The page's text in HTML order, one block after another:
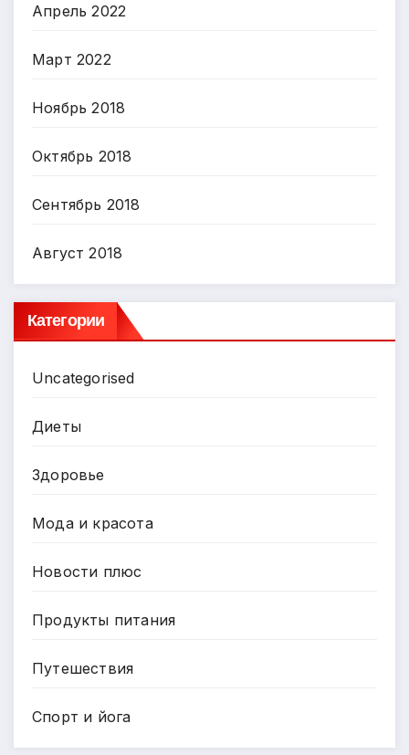
Апрель 2022
Март 2022
Ноябрь 2018
Октябрь 2018
Сентябрь 2018
Август 2018
Категории
Uncategorised
Диеты
Здоровье
Мода и красота
Новости плюс
Продукты питания
Путешествия
Спорт и йога